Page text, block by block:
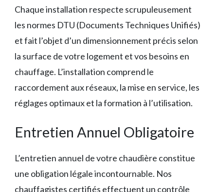
Chaque installation respecte scrupuleusement
les normes DTU (Documents Techniques Unifiés)
et fait l’objet d’un dimensionnement précis selon
la surface de votre logement et vos besoins en
chauffage. L’installation comprend le
raccordement aux réseaux, la mise en service, les
réglages optimaux et la formation à l’utilisation.
Entretien Annuel Obligatoire
L’entretien annuel de votre chaudière constitue
une obligation légale incontournable. Nos
chauffagistes certifiés effectuent un contrôle